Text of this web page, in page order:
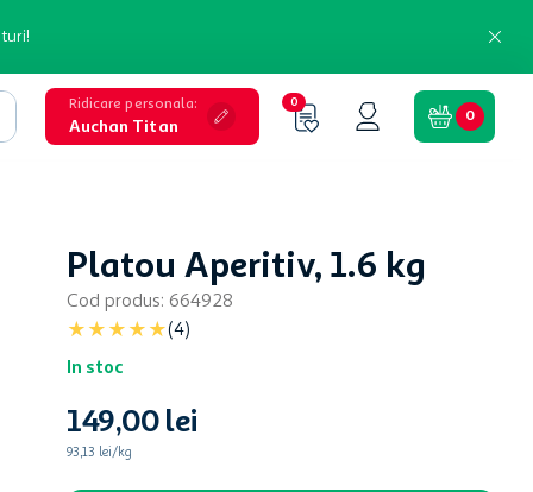
Ridicare personala:
Auchan Titan
0
0
Platou Aperitiv, 1.6 kg
Cod produs: 664928
★ ★ ★ ★ ★(4)
In stoc
149,00 lei
93,13 lei/kg